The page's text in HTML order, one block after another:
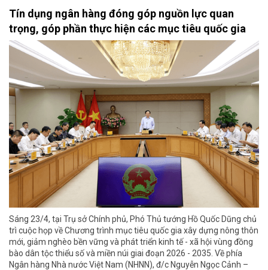
Tín dụng ngân hàng đóng góp nguồn lực quan
trọng, góp phần thực hiện các mục tiêu quốc gia
Sáng 23/4, tại Trụ sở Chính phủ, Phó Thủ tướng Hồ Quốc Dũng chủ
trì cuộc họp về Chương trình mục tiêu quốc gia xây dựng nông thôn
mới, giảm nghèo bền vững và phát triển kinh tế - xã hội vùng đồng
bào dân tộc thiểu số và miền núi giai đoạn 2026 - 2035. Về phía
Ngân hàng Nhà nước Việt Nam (NHNN), đ/c Nguyễn Ngọc Cảnh –